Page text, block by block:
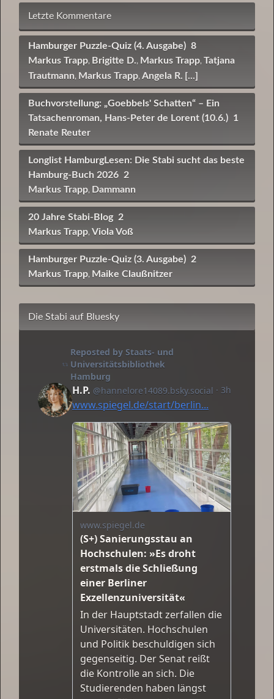
Letzte Kommentare
Hamburger Puzzle-Quiz (4. Ausgabe) 8
Markus Trapp, Brigitte D., Markus Trapp, Tatjana
Trautmann, Markus Trapp, Angela R. [...]
Buchvorstellung: „Goebbels' Schatten“ – Ein
Tatsachenroman, Hans-Peter de Lorent (10.6.) 1
Renate Reuter
Longlist HamburgLesen: Die Stabi sucht das beste
Hamburg-Buch 2026 2
Markus Trapp, Dammann
20 Jahre Stabi-Blog 2
Markus Trapp, Viola Voß
Hamburger Puzzle-Quiz (3. Ausgabe) 2
Markus Trapp, Maike Claußnitzer
Die Stabi auf Bluesky